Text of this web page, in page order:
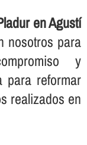
en Agustí
nosotros para
y
para reformar
realizados en